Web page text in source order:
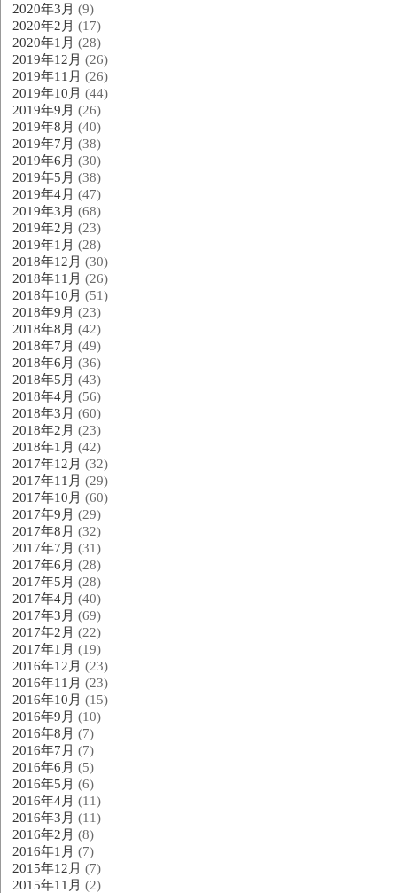
2020年3月 (9)
2020年2月 (17)
2020年1月 (28)
2019年12月 (26)
2019年11月 (26)
2019年10月 (44)
2019年9月 (26)
2019年8月 (40)
2019年7月 (38)
2019年6月 (30)
2019年5月 (38)
2019年4月 (47)
2019年3月 (68)
2019年2月 (23)
2019年1月 (28)
2018年12月 (30)
2018年11月 (26)
2018年10月 (51)
2018年9月 (23)
2018年8月 (42)
2018年7月 (49)
2018年6月 (36)
2018年5月 (43)
2018年4月 (56)
2018年3月 (60)
2018年2月 (23)
2018年1月 (42)
2017年12月 (32)
2017年11月 (29)
2017年10月 (60)
2017年9月 (29)
2017年8月 (32)
2017年7月 (31)
2017年6月 (28)
2017年5月 (28)
2017年4月 (40)
2017年3月 (69)
2017年2月 (22)
2017年1月 (19)
2016年12月 (23)
2016年11月 (23)
2016年10月 (15)
2016年9月 (10)
2016年8月 (7)
2016年7月 (7)
2016年6月 (5)
2016年5月 (6)
2016年4月 (11)
2016年3月 (11)
2016年2月 (8)
2016年1月 (7)
2015年12月 (7)
2015年11月 (2)